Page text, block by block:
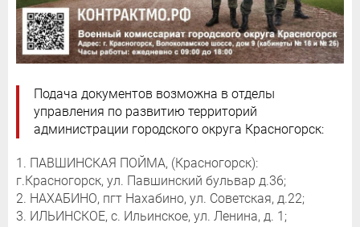
Подача документов возможна в отделы
управления по развитию территорий
администрации городского округа Красногорск:
1. ПАВШИНСКАЯ ПОЙМА, (Красногорск):
г.Красногорск, ул. Павшинский бульвар д.36;
2. НАХАБИНО, пгт Нахабино, ул. Советская, д.22;
3. ИЛЬИНСКОЕ, с. Ильинское, ул. Ленина, д. 1;